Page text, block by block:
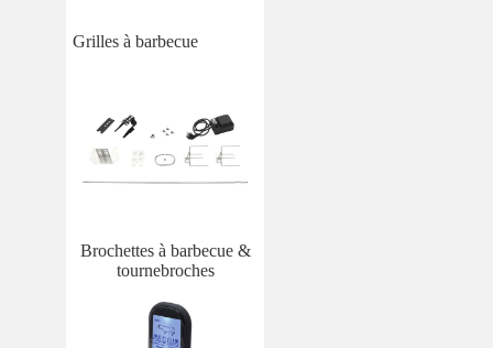
Grilles à barbecue
Brochettes à barbecue &
tournebroches